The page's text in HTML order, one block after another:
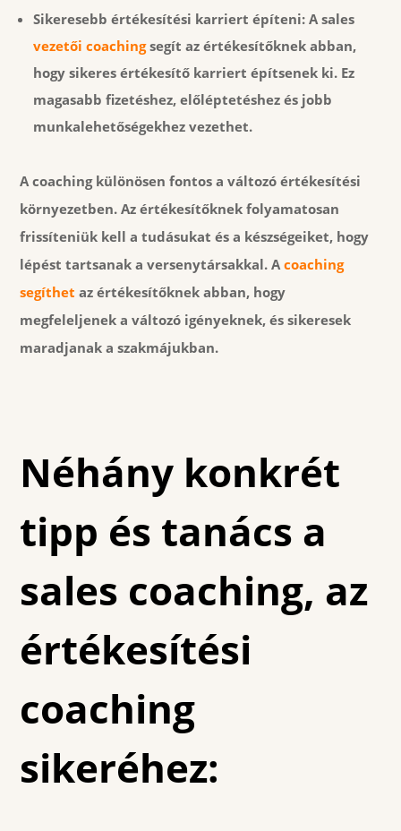
Sikeresebb értékesítési karriert építeni: A sales
vezetői coachingsegít az értékesítőknek abban,
hogy sikeres értékesítő karriert építsenek ki. Ez
magasabb fizetéshez, előléptetéshez és jobb
munkalehetőségekhez vezethet.
A coaching különösen fontos a változó értékesítési
környezetben. Az értékesítőknek folyamatosan
frissíteniük kell a tudásukat és a készségeiket, hogy
lépést tartsanak a versenytársakkal. Acoaching
segíthet az értékesítőknek abban, hogy
megfeleljenek a változó igényeknek, és sikeresek
maradjanak a szakmájukban.
Néhány konkrét
tipp és tanács a
sales coaching, az
értékesítési
coaching
sikeréhez: